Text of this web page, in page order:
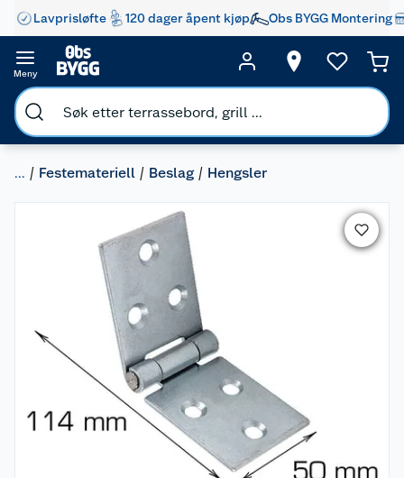
Lavprisløfte 120 dager åpent kjøp Obs BYGG Montering
Meny
... Festemateriell Beslag Hengsler